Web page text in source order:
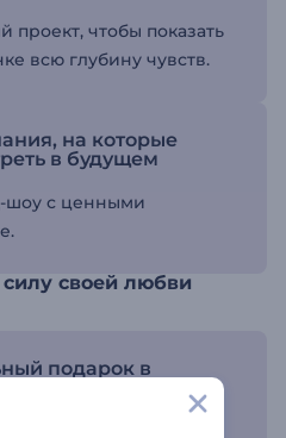
проект, чтобы показать
всю глубину чувств.
на которые
в будущем
шоу с ценными
своей любви
подарок в
половинки